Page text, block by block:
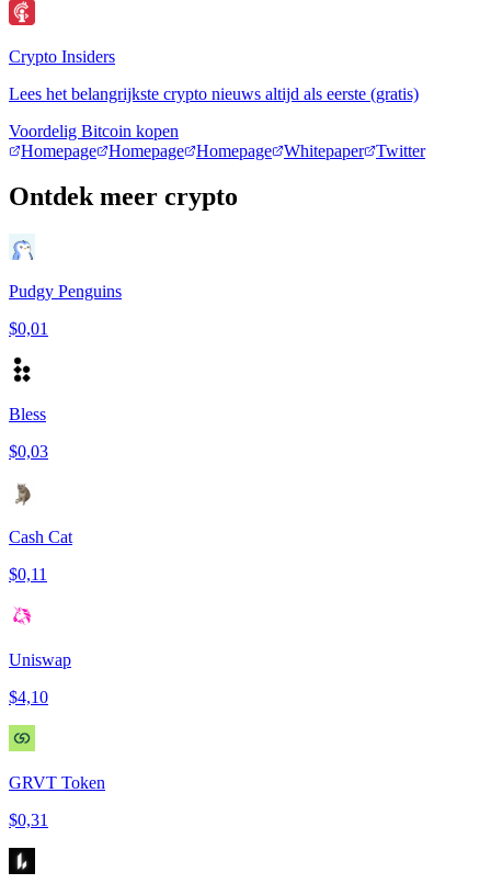
Crypto Insiders
Lees het belangrijkste crypto nieuws altijd als eerste (gratis)
Voordelig Bitcoin kopen
Homepage
Homepage Homepage Whitepaper Twitter
Ontdek meer crypto
Pudgy Penguins
$0,01
Bless
$0,03
Cash Cat
$0,11
Uniswap
$4,10
GRVT Token
$0,31